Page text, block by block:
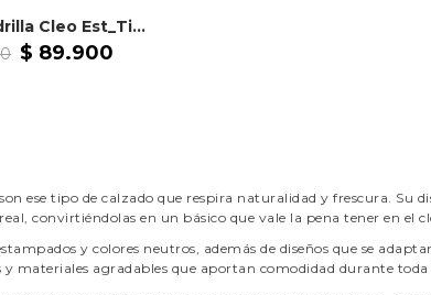
Zueco Spadrilla Cleo Est_Tigre
$ 89.900
ese tipo de calzado que respira naturalidad y frescura.
convirtiéndolas en un básico que vale la pena tener en el
y colores neutros, además de diseños que se
y materiales agradables que aportan comodidad durante toda